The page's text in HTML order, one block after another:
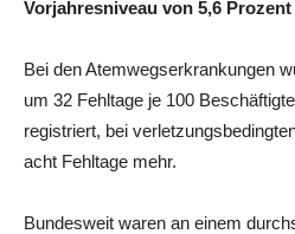
Vorjahresniveau von 5,6 Prozent
Bei den Atemwegserkrankungen
um 32 Fehltage je 100
registriert, bei
acht Fehltage mehr.
Bundesweit waren an einem